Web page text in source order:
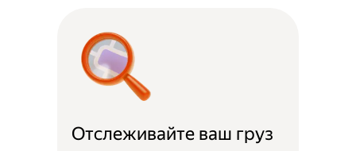
Отслеживайте ваш груз